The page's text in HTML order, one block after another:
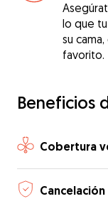
lo que
su
favorito.
Beneficios
Cobertura